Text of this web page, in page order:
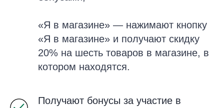
«Я в магазине» — нажимают кнопку
«Я в магазине» и получают скидку
20% на шесть товаров в магазине, в
котором находятся.
Получают бонусы за участие в